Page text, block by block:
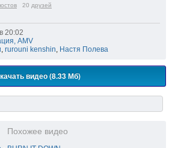
20 друзей
20:02
AMV
rurouni kenshin Настя Полева
видео (8.33 Мб)
Похожее видео